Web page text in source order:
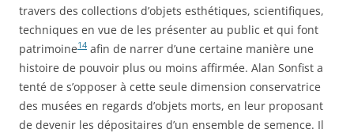
travers des collections d’objets esthétiques, scientifiques,
techniques en vue de les présenter au public et qui font
patrimoine14 afin de narrer d’une certaine manière une
histoire de pouvoir plus ou moins affirmée. Alan Sonfist a
tenté de s’opposer à cette seule dimension conservatrice
des musées en regards d’objets morts, en leur proposant
de devenir les dépositaires d’un ensemble de semence. Il